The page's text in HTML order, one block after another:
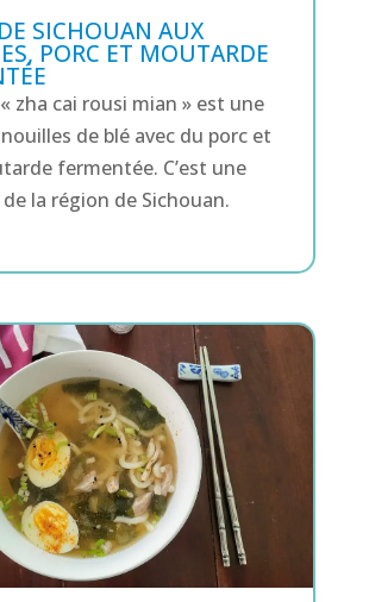
SICHOUAN AUX
PORC ET MOUTARDE
zha cai rousi mian » est une
de blé avec du porc et
fermentée. C’est une
la région de Sichouan.